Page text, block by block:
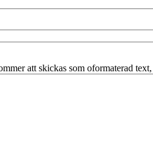
att skickas som oformaterad